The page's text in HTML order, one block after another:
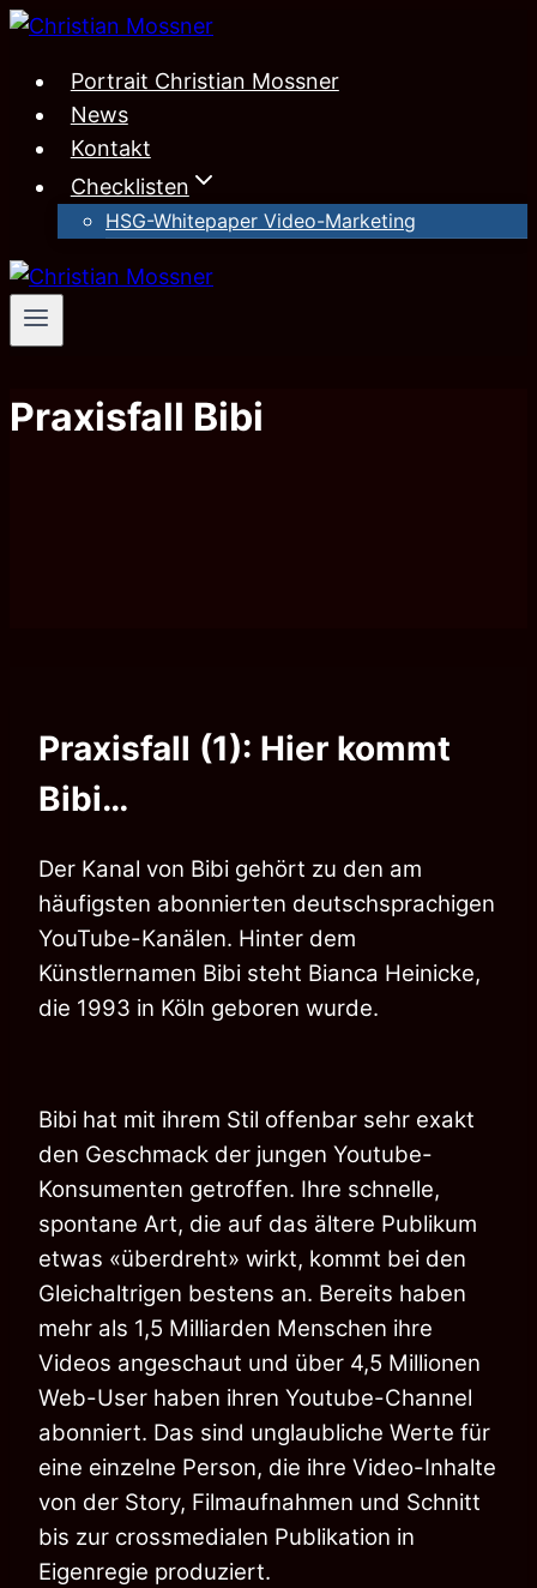
Zum
springenPortrait Christian Mossner
News
Kontakt
Checklisten
HSG-Whitepaper Video-Marketing
Praxisfall Bibi
Praxisfall (1): Hier kommt
Bibi…
Der Kanal von Bibi gehört zu den am
häufigsten abonnierten deutschsprachigen
YouTube-Kanälen. Hinter dem
Künstlernamen Bibi steht Bianca Heinicke,
die 1993 in Köln geboren wurde.
Bibi hat mit ihrem Stil offenbar sehr exakt
den Geschmack der jungen Youtube-
Konsumenten getroffen. Ihre schnelle,
spontane Art, die auf das ältere Publikum
etwas «überdreht» wirkt, kommt bei den
Gleichaltrigen bestens an. Bereits haben
mehr als 1,5 Milliarden Menschen ihre
Videos angeschaut und über 4,5 Millionen
Web-User haben ihren Youtube-Channel
abonniert. Das sind unglaubliche Werte für
eine einzelne Person, die ihre Video-Inhalte
von der Story, Filmaufnahmen und Schnitt
bis zur crossmedialen Publikation in
Eigenregie produziert.